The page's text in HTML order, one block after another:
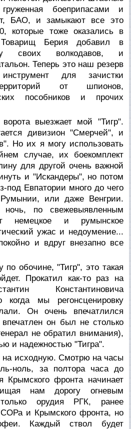
боеприпасами и
БАО, и замыкают все это
которые тоже оказались в
Берия добавил в
своих волкодавов, и
Теперь это наш резерв
для зачистки
от шпионов,
пособников и прочих
выезжает мой "Тигр".
дивизион "Смерчей", и
Но их я могу использовать
случае, их боекомплект
для другой очень важной
и "Искандеры", но потом
под Евпатории много до чего
Румынии, или даже Венгрии.
по свежевыявленным
немецкое и румынское
ужас и недоумение...
и вдруг внезапно все
обочине, "Тигр", это такая
Прокатил как-то раз на
Константиновича
когда мы регонсценировку
Он очень впечатлился
он был не столько
не обратил внимания),
и надежностью "Тигра".
исходную. Смотрю на часы
ноль, за полтора часа до
Крымского фронта начинает
нам дорогу огневым
орудия РГК, ранее
и Крымского фронта, но
Каждый ствол будет